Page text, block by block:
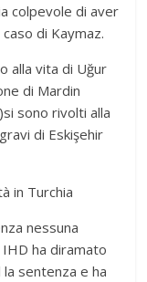
colpevole di aver
di Kaymaz.
alla vita di Uğur
di Mardin
sono rivolti alla
di Eskişehir
in Turchia
nessuna
ha diramato
sentenza e ha